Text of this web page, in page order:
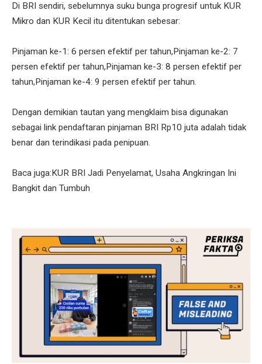
Di BRI sendiri, sebelumnya suku bunga progresif untuk KUR
Mikro dan KUR Kecil itu ditentukan sebesar:
Pinjaman ke-1: 6 persen efektif per tahun,Pinjaman ke-2: 7
persen efektif per tahun,Pinjaman ke-3: 8 persen efektif per
tahun,Pinjaman ke-4: 9 persen efektif per tahun.
Dengan demikian tautan yang mengklaim bisa digunakan
sebagai link pendaftaran pinjaman BRI Rp10 juta adalah tidak
benar dan terindikasi pada penipuan.
Baca juga:KUR BRI Jadi Penyelamat, Usaha Angkringan Ini
Bangkit dan Tumbuh